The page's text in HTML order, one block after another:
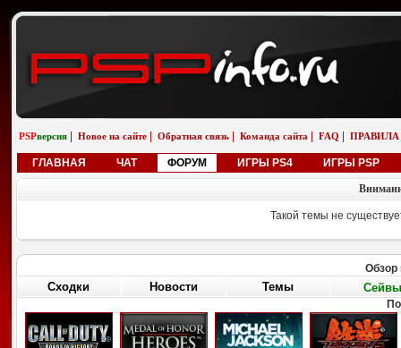
PSPверсия Новое на сайте Обратная связь Команда сайта FAQ ПРАВИЛА
ГЛАВНАЯ ЧАТ ФОРУМ ИГРЫ PS4 ИГРЫ PSP
Такой темы не
Обзор
Сходки Новости Темы Сейвы